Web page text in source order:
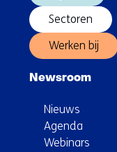
Sectoren
Werken bij
Newsroom
Nieuws
Agenda
Webinars